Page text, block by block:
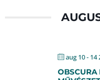
aug 10 - 14
OBSCURA